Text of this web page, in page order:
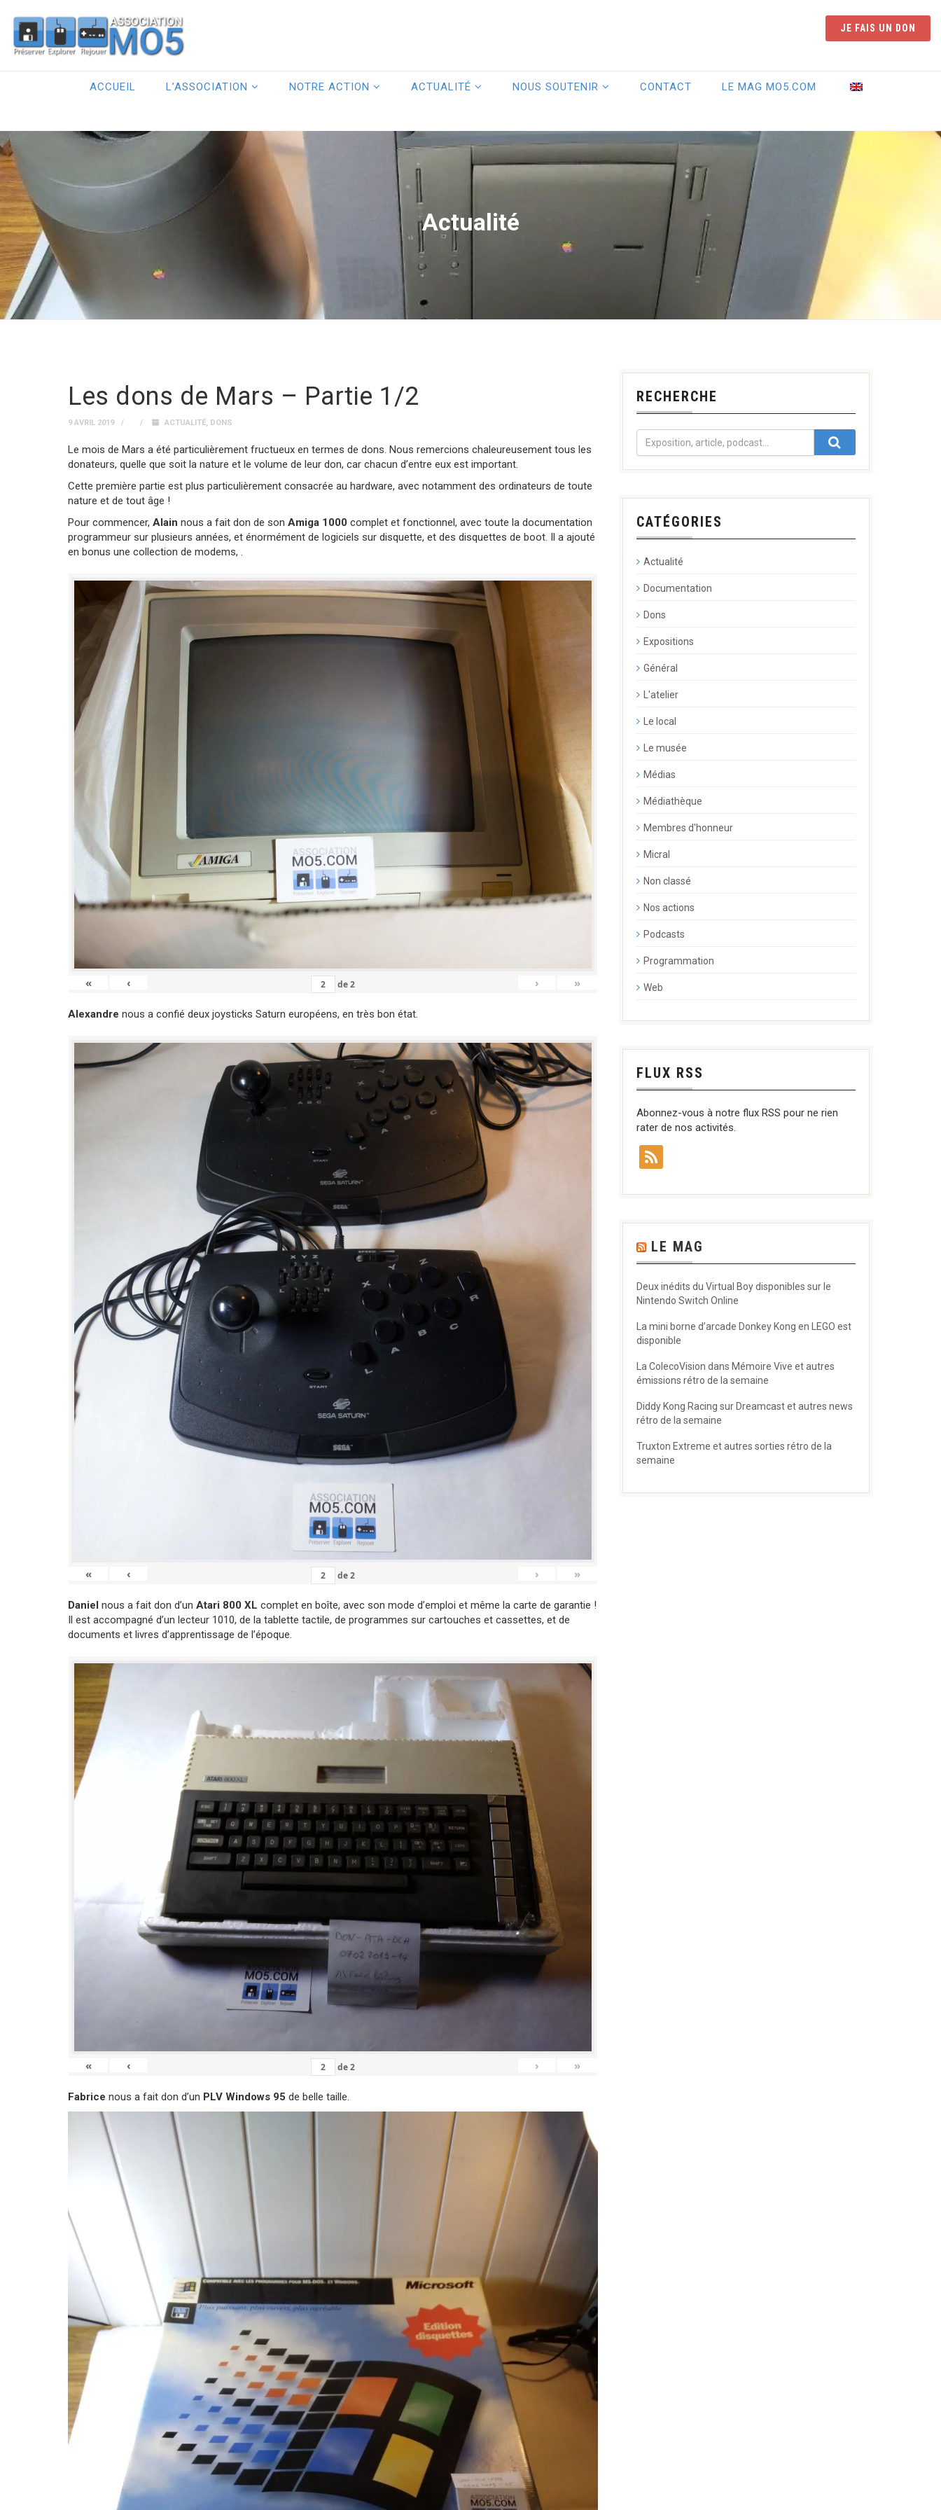
JE FAIS UN DON
ACCUEIL L’ASSOCIATION NOTRE ACTION ACTUALITÉ NOUS SOUTENIR CONTACT LE MAG MO5.COM
Actualité
Les dons de Mars – Partie 1/2
9 AVRIL 2019 ACTUALITÉ, DONS
Le mois de Mars a été particulièrement fructueux en termes de dons. Nous remercions chaleureusement tous les
donateurs, quelle que soit la nature et le volume de leur don, car chacun d’entre eux est important.
Cette première partie est plus particulièrement consacrée au hardware, avec notamment des ordinateurs de toute
nature et de tout âge !
Pour commencer, Alain nous a fait don de son Amiga 1000 complet et fonctionnel, avec toute la documentation
programmeur sur plusieurs années, et énormément de logiciels sur disquette, et des disquettes de boot. Il a ajouté
en bonus une collection de modems, .
« ‹ de2 › »
Alexandre nous a confié deux joysticks Saturn européens, en très bon état.
« ‹ de2 › »
Daniel nous a fait don d’un Atari 800 XL complet en boîte, avec son mode d’emploi et même la carte de garantie !
Il est accompagné d’un lecteur 1010, de la tablette tactile, de programmes sur cartouches et cassettes, et de
documents et livres d’apprentissage de l’époque.
« ‹ de2 › »
Fabrice nous a fait don d’un PLV Windows 95 de belle taille.
RECHERCHE
CATÉGORIES
Actualité
Documentation
Dons
Expositions
Général
L'atelier
Le local
Le musée
Médias
Médiathèque
Membres d'honneur
Micral
Non classé
Nos actions
Podcasts
Programmation
Web
FLUX RSS
Abonnez-vous à notre flux RSS pour ne rien
rater de nos activités.
LE MAG
Deux inédits du Virtual Boy disponibles sur le
Nintendo Switch Online
La mini borne d’arcade Donkey Kong en LEGO est
disponible
La ColecoVision dans Mémoire Vive et autres
émissions rétro de la semaine
Diddy Kong Racing sur Dreamcast et autres news
rétro de la semaine
Truxton Extreme et autres sorties rétro de la
semaine